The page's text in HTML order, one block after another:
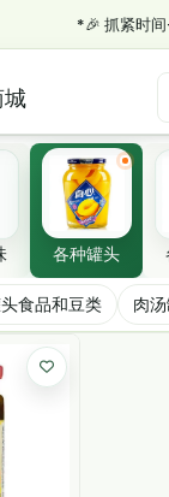
*🎉 抓紧时
各种罐头
食品和豆类 肉